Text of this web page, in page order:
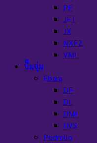
PF
JET
JX
NXF2
VML
ปั๊มจุ่ม
Ebara
DF
DL
DML
DVS
Pedrollo